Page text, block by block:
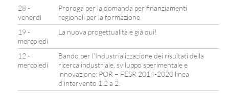
28 -
venerdì
Proroga per la domanda per finanziamenti
regionali per la formazione
19 -
mercoledì
La nuova progettualità è già qui!
12 -
mercoledì
Bando per l’Industrializzazione dei risultati della
ricerca industriale, sviluppo sperimentale e
innovazione: POR – FESR 2014-2020 linea
d’intervento 1.2 a 2.